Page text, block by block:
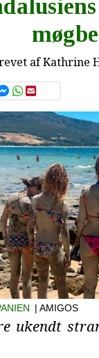
afKathrine
| AMIGOS
ukendt